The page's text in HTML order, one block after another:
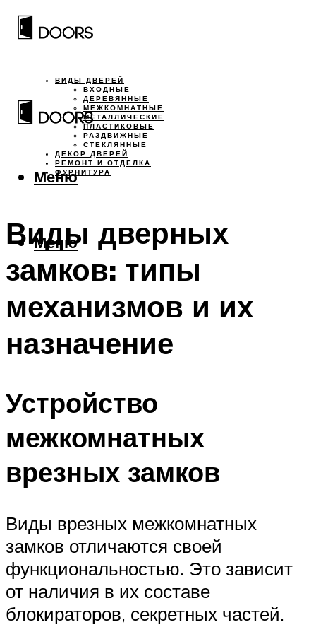
ВИДЫ ДВЕРЕЙ
ВХОДНЫЕ
ДЕРЕВЯННЫЕ
МЕЖКОМНАТНЫЕ
МЕТАЛЛИЧЕСКИЕ
ПЛАСТИКОВЫЕ
РАЗДВИЖНЫЕ
СТЕКЛЯННЫЕ
ДЕКОР ДВЕРЕЙ
РЕМОНТ И ОТДЕЛКА
ФУРНИТУРА
Меню
Меню
Виды дверных
замков: типы
механизмов и их
назначение
Устройство
межкомнатных
врезных замков
Виды врезных межкомнатных
замков отличаются своей
функциональностью. Это зависит
от наличия в их составе
блокираторов, секретных частей.